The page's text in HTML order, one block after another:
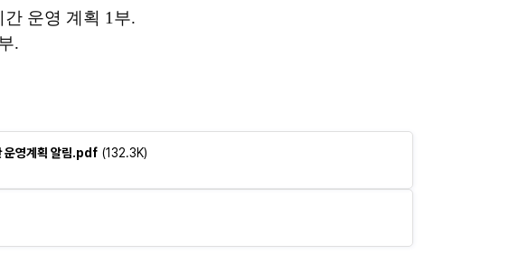
운영 계획 1부.
.
운영계획 알림.pdf (132.3K)